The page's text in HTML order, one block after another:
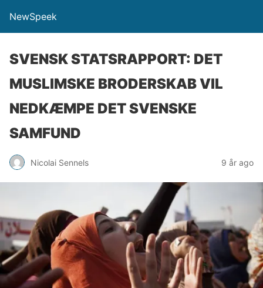
NewSpeek
SVENSK STATSRAPPORT: DET
MUSLIMSKE BRODERSKAB VIL
NEDKÆMPE DET SVENSKE
SAMFUND
Nicolai Sennels 9 år ago